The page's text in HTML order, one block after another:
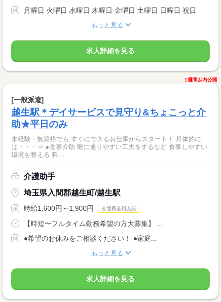
月曜日 火曜日 水曜日 木曜日 金曜日 土曜日 日曜日 祝日
もっと見る
求人詳細を見る
1週間以内公開
[一般派遣]
越生駅＊デイサービスで見守り&ちょこっと介
助★平日のみ
未経験・無資格でも すぐにできるお仕事からスタート！ 具体的に
は・・・⇒ ●食事介助 喉に通りやすい工夫をするなど 食事しやすい
環境を整える 料...
介護助手
埼玉県入間郡越生町/越生駅
時給1,600円～1,900円 交通費全額支給
【時短〜フルタイム勤務希望の方大募集】 ...
●希望のお休みをご相談ください！ ●家庭...
もっと見る
求人詳細を見る